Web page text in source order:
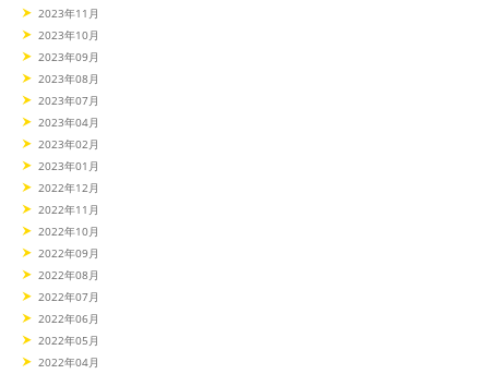
2023年11月
2023年10月
2023年09月
2023年08月
2023年07月
2023年04月
2023年02月
2023年01月
2022年12月
2022年11月
2022年10月
2022年09月
2022年08月
2022年07月
2022年06月
2022年05月
2022年04月